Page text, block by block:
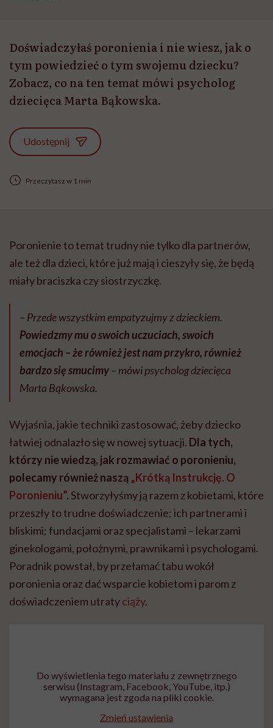
Doświadczyłaś poronienia i nie wiesz, jak o
tym powiedzieć o tym swojemu dziecku?
Zobacz, co na ten temat mówi psycholog
dziecięca Marta Bąkowska.
Udostępnij
Przeczytasz w 1 min
Poronienie to temat trudny nie tylko dla partnerów,
ale też dla dzieci, które już mają i cieszyły się, że będą
miały braciszka czy siostrzyczkę.
– Przede wszystkim empatyzujmy z dzieckiem.
Powiedzmy mu o swoich uczuciach, swoich
emocjach – że również jest nam przykro, również
bardzo się smucimy– mówi psycholog dziecięca
Marta Bąkowska.
Wyjaśnia, jakie techniki zastosować, żeby dziecko
łatwiej odnalazło się w nowej sytuacji. Dla tych,
którzy nie wiedzą, jak rozmawiać o poronieniu,
polecamy również naszą„Krótką Instrukcję. O
Poronieniu”.Stworzyłyśmy ją razem z kobietami, które
przeszły to trudne doświadczenie; ich partnerami i
bliskimi; fundacjami oraz specjalistami – lekarzami
ginekologami, położnymi, prawnikami i psychologami.
Poradnik powstał, by przełamać tabu wokół
poronienia oraz dać wsparcie kobietom i parom z
doświadczeniem utratyciąży.
Do wyświetlenia tego materiału z zewnętrznego
serwisu (Instagram, Facebook, YouTube, itp.)
wymagana jest zgoda na pliki cookie.
Zmień ustawienia